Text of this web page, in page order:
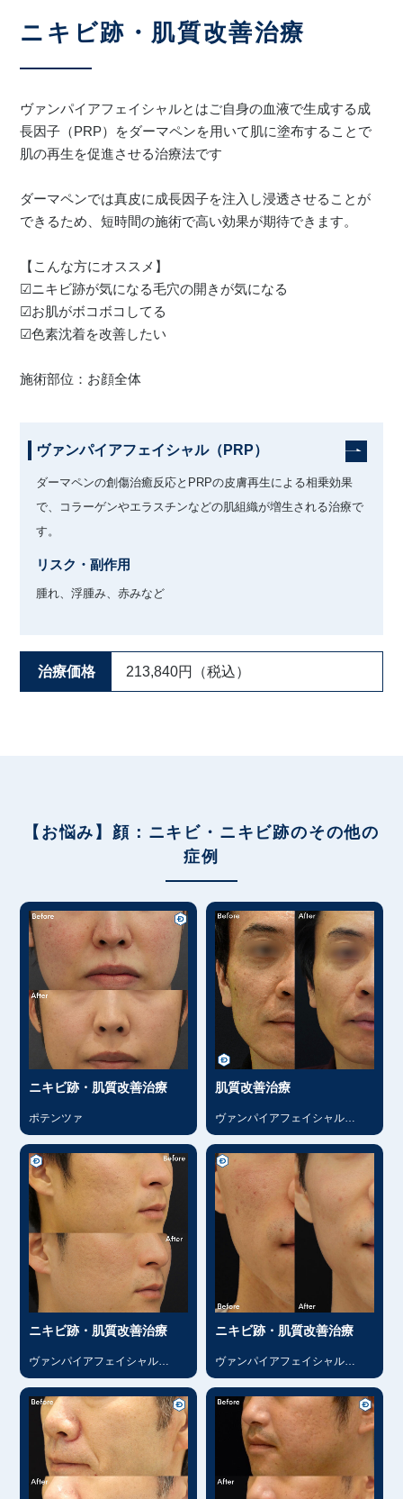
ニキビ跡・肌質改善治療
ヴァンパイアフェイシャルとはご自身の血液で生成する成
長因子（PRP）をダーマペンを用いて肌に塗布することで
肌の再生を促進させる治療法です
ダーマペンでは真皮に成長因子を注入し浸透させることが
できるため、短時間の施術で高い効果が期待できます。
【こんな方にオススメ】
☑︎ニキビ跡が気になる毛穴の開きが気になる
☑︎お肌がボコボコしてる
☑︎色素沈着を改善したい
施術部位：お顔全体
ヴァンパイアフェイシャル（PRP）
ダーマペンの創傷治癒反応とPRPの皮膚再生による相乗効果
で、コラーゲンやエラスチンなどの肌組織が増生される治療で
す。
リスク・副作用
腫れ、浮腫み、赤みなど
治療価格 213,840円（税込）
【お悩み】顔：ニキビ・ニキビ跡のその他の
症例
ニキビ跡・肌質改善治療
ポテンツァ
肌質改善治療
ヴァンパイアフェイシャル
（PRP）
ニキビ跡・肌質改善治療
ヴァンパイアフェイシャル
（PRP）
ニキビ跡・肌質改善治療
ヴァンパイアフェイシャル
（PRP）